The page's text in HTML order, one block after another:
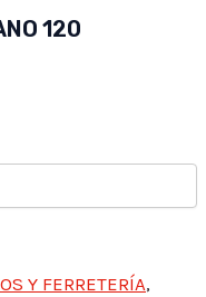
120
Y FERRETERÍA,